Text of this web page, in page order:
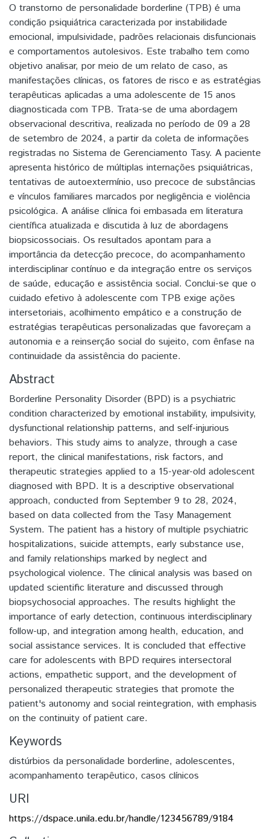
O transtorno de personalidade borderline (TPB) é uma
condição psiquiátrica caracterizada por instabilidade
emocional, impulsividade, padrões relacionais disfuncionais
e comportamentos autolesivos. Este trabalho tem como
objetivo analisar, por meio de um relato de caso, as
manifestações clínicas, os fatores de risco e as estratégias
terapêuticas aplicadas a uma adolescente de 15 anos
diagnosticada com TPB. Trata-se de uma abordagem
observacional descritiva, realizada no período de 09 a 28
de setembro de 2024, a partir da coleta de informações
registradas no Sistema de Gerenciamento Tasy. A paciente
apresenta histórico de múltiplas internações psiquiátricas,
tentativas de autoextermínio, uso precoce de substâncias
e vínculos familiares marcados por negligência e violência
psicológica. A análise clínica foi embasada em literatura
científica atualizada e discutida à luz de abordagens
biopsicossociais. Os resultados apontam para a
importância da detecção precoce, do acompanhamento
interdisciplinar contínuo e da integração entre os serviços
de saúde, educação e assistência social. Conclui-se que o
cuidado efetivo à adolescente com TPB exige ações
intersetoriais, acolhimento empático e a construção de
estratégias terapêuticas personalizadas que favoreçam a
autonomia e a reinserção social do sujeito, com ênfase na
continuidade da assistência do paciente.
Abstract
Borderline Personality Disorder (BPD) is a psychiatric
condition characterized by emotional instability, impulsivity,
dysfunctional relationship patterns, and self-injurious
behaviors. This study aims to analyze, through a case
report, the clinical manifestations, risk factors, and
therapeutic strategies applied to a 15-year-old adolescent
diagnosed with BPD. It is a descriptive observational
approach, conducted from September 9 to 28, 2024,
based on data collected from the Tasy Management
System. The patient has a history of multiple psychiatric
hospitalizations, suicide attempts, early substance use,
and family relationships marked by neglect and
psychological violence. The clinical analysis was based on
updated scientific literature and discussed through
biopsychosocial approaches. The results highlight the
importance of early detection, continuous interdisciplinary
follow-up, and integration among health, education, and
social assistance services. It is concluded that effective
care for adolescents with BPD requires intersectoral
actions, empathetic support, and the development of
personalized therapeutic strategies that promote the
patient's autonomy and social reintegration, with emphasis
on the continuity of patient care.
Keywords
distúrbios da personalidade borderline, adolescentes,
acompanhamento terapêutico, casos clínicos
URI
https://dspace.unila.edu.br/handle/123456789/9184